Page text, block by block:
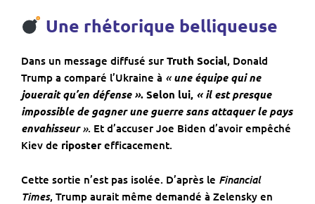
Une rhétorique belliqueuse
Dans un message diffusé sur Truth Social, Donald
Trump a comparé l’Ukraine à « une équipe qui ne
jouerait qu’en défense ». Selon lui, « il est presque
impossible de gagner une guerre sans attaquer le pays
envahisseur». Et d’accuser Joe Biden d’avoir empêché
Kiev de riposter efficacement.
Cette sortie n’est pas isolée. D’après le Financial
Times, Trump aurait même demandé à Zelensky en